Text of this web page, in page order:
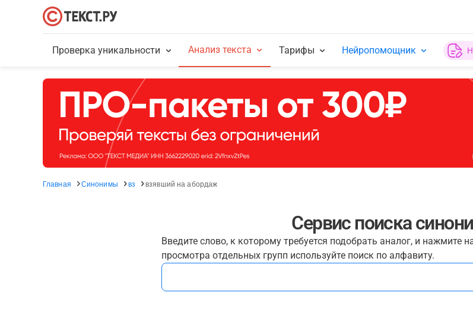
Проверка уникальности Анализ текста Тарифы Нейропомощник
Главная Синонимы вз взявший на абордаж
Сервис поиска
Введите слово, к которому требуется подобрать аналог, и нажмите
просмотра отдельных групп используйте поиск по алфавиту.